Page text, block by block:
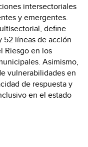
intersectoriales
y emergentes.
define
52 líneas de acción
Riesgo en los
Asimismo,
vulnerabilidades en
de respuesta y
en el estado